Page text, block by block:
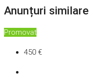
Anunțuri similare
Promovat
450 €